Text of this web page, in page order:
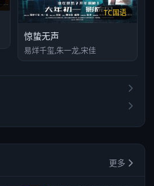
TC国语
惊蛰无声
易烊千玺,朱一龙,宋佳
更多